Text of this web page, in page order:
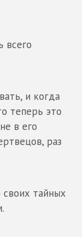
всего
и когда
теперь это
в его
раз
тайных